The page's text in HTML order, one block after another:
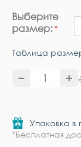
Выберите
размер:
Таблица
Упаковка в
*Бесплатная